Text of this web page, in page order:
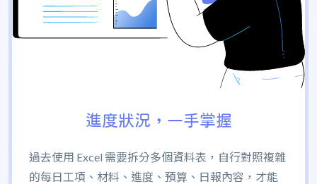
進度狀況，一手掌握
過去使用 Excel 需要拆分多個資料表，自行對照複雜
的每日工項、材料、進度、預算、日報內容，才能